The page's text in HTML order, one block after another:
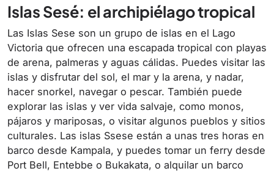
Islas Sesé: el archipiélago tropical
Las Islas Sese son un grupo de islas en el Lago
Victoria que ofrecen una escapada tropical con playas
de arena, palmeras y aguas cálidas. Puedes visitar las
islas y disfrutar del sol, el mar y la arena, y nadar,
hacer snorkel, navegar o pescar. También puede
explorar las islas y ver vida salvaje, como monos,
pájaros y mariposas, o visitar algunos pueblos y sitios
culturales. Las islas Ssese están a unas tres horas en
barco desde Kampala, y puedes tomar un ferry desde
Port Bell, Entebbe o Bukakata, o alquilar un barco